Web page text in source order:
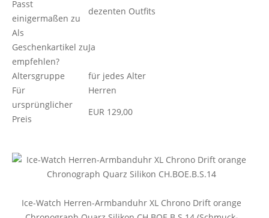
Passt
einigermaßen zu
dezenten Outfits
Als
Geschenkartikel zu
empfehlen?
Ja
Altersgruppe
für jedes Alter
Für
Herren
ursprünglicher
Preis
EUR 129,00
Ice-Watch Herren-Armbanduhr XL Chrono Drift orange